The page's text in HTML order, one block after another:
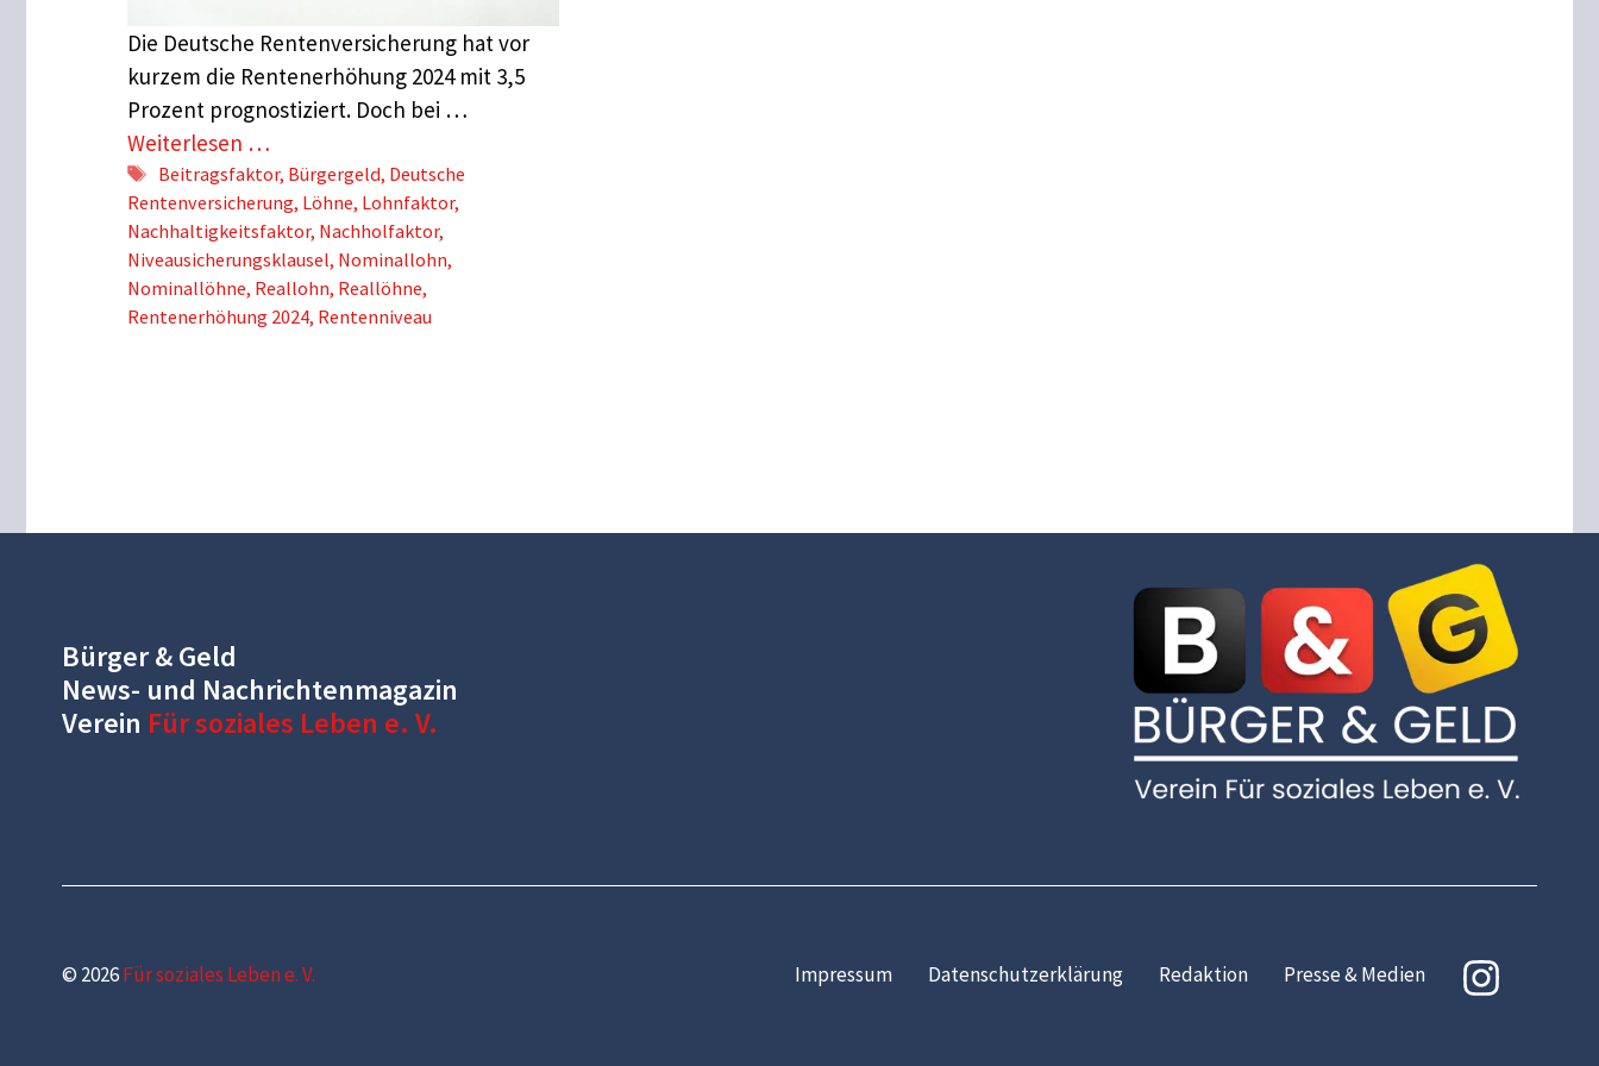
Die Deutsche Rentenversicherung hat vor
kurzem die Rentenerhöhung 2024 mit 3,5
Prozent prognostiziert. Doch bei …
Weiterlesen …
Schlagwörter
Beitragsfaktor, Bürgergeld, Deutsche
Rentenversicherung, Löhne, Lohnfaktor,
Nachhaltigkeitsfaktor, Nachholfaktor,
Niveausicherungsklausel, Nominallohn,
Nominallöhne, Reallohn, Reallöhne,
Rentenerhöhung 2024, Rentenniveau
Bürger & Geld
News- und Nachrichtenmagazin
Verein Für soziales Leben e. V.
© 2026Für soziales Leben e. V. Impressum Datenschutzerklärung Redaktion Presse & Medien